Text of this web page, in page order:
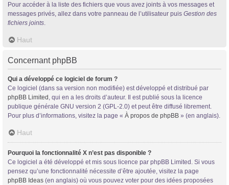
Pour accéder à la liste des fichiers que vous avez joints à vos messages et
messages privés, allez dans votre panneau de l’utilisateur puis Gestion des
fichiers joints.
Haut
Concernant phpBB
Qui a développé ce logiciel de forum ?
Ce logiciel (dans sa version non modifiée) est développé et distribué par
phpBB Limited, qui en a les droits d’auteur. Il est publié sous la licence
publique générale GNU version 2 (GPL-2.0) et peut être diffusé librement.
Pour plus d’informations, visitez la page « À propos de phpBB » (en anglais).
Haut
Pourquoi la fonctionnalité X n’est pas disponible ?
Ce logiciel a été développé et mis sous licence par phpBB Limited. Si vous
pensez qu’une fonctionnalité nécessite d’être ajoutée, visitez la page
phpBB Ideas (en anglais) où vous pouvez voter pour des idées proposées